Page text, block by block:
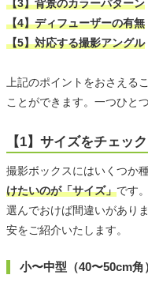
【3】背景のカラーパターン
【4】ディフューザーの有無
【5】対応する撮影アングル
上記のポイントをおさえる
ことができます。一つひと
【1】サイズをチェック
撮影ボックスにはいくつか
けたいのが「サイズ」です
選んでおけば間違いがあり
安をご紹介いたします。
小〜中型（40〜50cm